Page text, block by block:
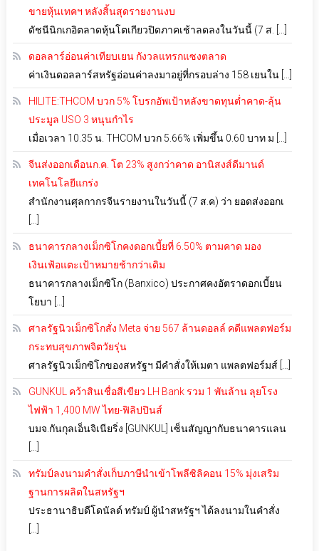
ขายหุ้นเทคฯ หลังสิ้นสุดรายงานงบ
ดัชนีนิกเกอิตลาดหุ้นโตเกียวปิดภาคเช้าลดลงในวันนี้ (7 ส. […]
ดอลลาร์อ่อนค่าเทียบเยน กังวลแทรกแซงตลาด
ค่าเงินดอลลาร์สหรัฐอ่อนค่าลงมาอยู่ที่กรอบล่าง 158 เยนใน […]
HILITE:THCOM บวก 5% โบรกอัพเป้าหลังขาดทุนต่ำคาด-ลุ้น
ประมูล USO 3 หนุนกำไร
เมื่อเวลา 10.35 น. THCOM บวก 5.66% เพิ่มขึ้น 0.60 บาท ม […]
จีนส่งออกเดือนก.ค. โต 23% สูงกว่าคาด อานิสงส์ดีมานด์
เทคโนโลยีแกร่ง
สำนักงานศุลกากรจีนรายงานในวันนี้ (7 ส.ค) ว่า ยอดส่งออกเ
ธนาคารกลางเม็กซิโกคงดอกเบี้ยที่ 6.50% ตามคาด มอง
เงินเฟ้อแตะเป้าหมายช้ากว่าเดิม
ธนาคารกลางเม็กซิโก (Banxico) ประกาศคงอัตราดอกเบี้ยน
โยบา […]
ศาลรัฐนิวเม็กซิโกสั่ง Meta จ่าย 567 ล้านดอลล์ คดีแพลตฟอร์ม
กระทบสุขภาพจิตวัยรุ่น
ศาลรัฐนิวเม็กซิโกของสหรัฐฯ มีคำสั่งให้เมตา แพลตฟอร์มส์ […]
GUNKUL คว้าสินเชื่อสีเขียว LH Bank รวม 1 พันล้าน ลุยโรง
ไฟฟ้า 1,400 MW ไทย-ฟิลิปปินส์
บมจ.กันกุลเอ็นจิเนียริ่ง [GUNKUL] เซ็นสัญญากับธนาคารแลน
ทรัมป์ลงนามคำสั่งเก็บภาษีนำเข้าโพลีซิลิคอน 15% มุ่งเสริม
ฐานการผลิตในสหรัฐฯ
ประธานาธิบดีโดนัลด์ ทรัมป์ ผู้นำสหรัฐฯ ได้ลงนามในคำสั่ง